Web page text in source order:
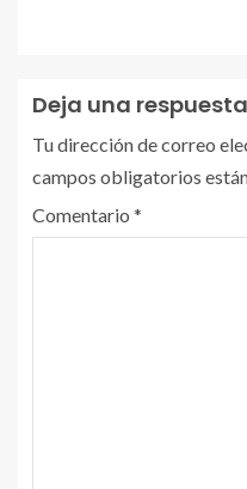
Deja una respuesta
Tu dirección de correo
campos obligatorios
Comentario *